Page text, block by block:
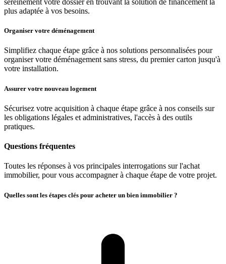
sereinement votre dossier en trouvant la solution de financement la
plus adaptée à vos besoins.
Organiser votre déménagement
Simplifiez chaque étape grâce à nos solutions personnalisées pour
organiser votre déménagement sans stress, du premier carton jusqu'à
votre installation.
Assurer votre nouveau logement
Sécurisez votre acquisition à chaque étape grâce à nos conseils sur
les obligations légales et administratives, l'accès à des outils
pratiques.
Questions fréquentes
Toutes les réponses à vos principales interrogations sur l'achat
immobilier, pour vous accompagner à chaque étape de votre projet.
Quelles sont les étapes clés pour acheter un bien immobilier ?